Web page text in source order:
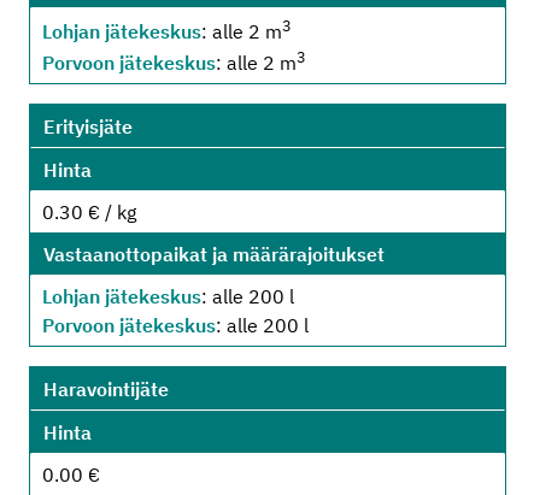
Lohjan jätekeskus: alle 2 m3
Porvoon jätekeskus: alle 2 m3
Erityisjäte
Hinta
0.30 € / kg
Vastaanottopaikat ja määrärajoitukset
Lohjan jätekeskus: alle 200 l
Porvoon jätekeskus: alle 200 l
Haravointijäte
Hinta
0.00 €